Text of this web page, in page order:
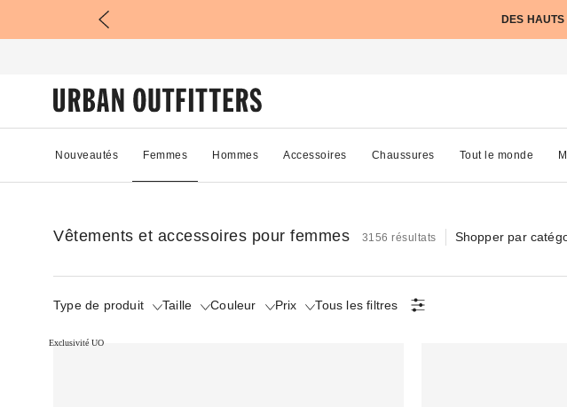
DES
Nouveautés Femmes Hommes Accessoires Chaussures Tout le monde
Vêtements et accessoires pour femmes 3156 résultats Shopper par
Type de produit Taille Couleur Prix Tous les filtres
Exclusivité UO